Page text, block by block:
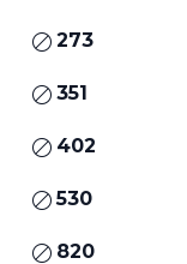
273
351
402
530
820